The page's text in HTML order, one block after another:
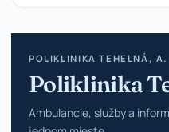
POLIKLINIKA TEHELNÁ,
Poliklinika
Ambulancie, služby a